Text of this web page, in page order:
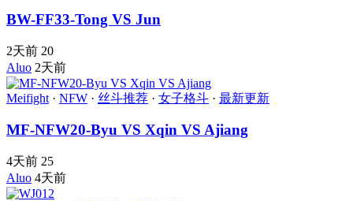
BW-FF33-Tong VS Jun
2天前 20
Aluo 2天前
Meifight · NFW · 丝斗推荐 · 女子格斗 · 最新更新
MF-NFW20-Byu VS Xqin VS Ajiang
4天前 25
Aluo 4天前